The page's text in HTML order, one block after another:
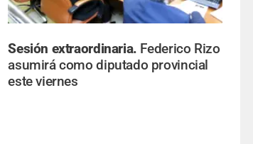
Sesión extraordinaria. Federico Rizo
asumirá como diputado provincial
este viernes